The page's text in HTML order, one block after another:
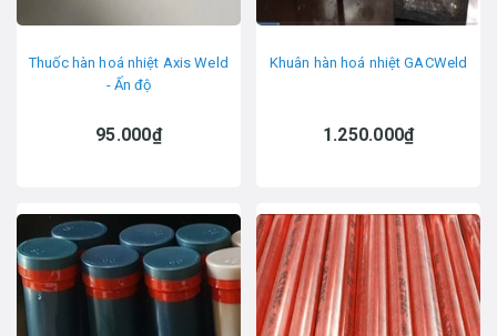
Thuốc hàn hoá nhiệt Axis Weld
- Ấn độ
95.000₫
Khuân hàn hoá nhiệt GACWeld
1.250.000₫